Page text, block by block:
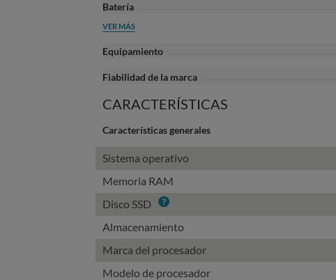
Batería
VER MÁS
Equipamiento
Fiabilidad de la marca
CARACTERÍSTICAS
Características generales
Sistema operativo
Memoria RAM
Disco SSD Info
Almacenamiento
Marca del procesador
Modelo de procesador